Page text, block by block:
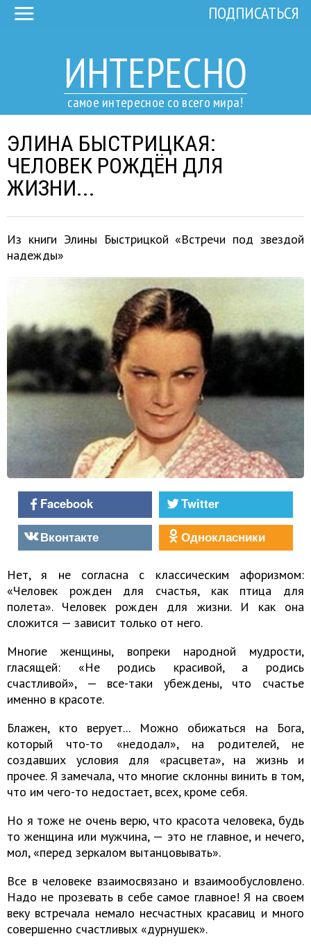
ИНТЕРЕСНО
самое интересное со всего мира!
ПОДПИСАТЬСЯ
ЭЛИНА БЫСТРИЦКАЯ:
ЧЕЛОВЕК РОЖДЁН ДЛЯ
ЖИЗНИ...
Из книги Элины Быстрицкой «Встречи под звездой
надежды»
Facebook
Twitter
Вконтакте
Однокласники
Нет, я не согласна с классическим афоризмом:
«Человек рожден для счастья, как птица для
полета». Человек рожден для жизни. И как она
сложится — зависит только от него.
Многие женщины, вопреки народной мудрости,
гласящей: «Не родись красивой, а родись
счастливой», — все-таки убеждены, что счастье
именно в красоте.
Блажен, кто верует... Можно обижаться на Бога,
который что-то «недодал», на родителей, не
создавших условия для «расцвета», на жизнь и
прочее. Я замечала, что многие склонны винить в том,
что им чего-то недостает, всех, кроме себя.
Но я тоже не очень верю, что красота человека, будь
то женщина или мужчина, — это не главное, и нечего,
мол, «перед зеркалом вытанцовывать».
Все в человеке взаимосвязано и взаимообусловлено.
Надо не прозевать в себе самое главное! Я на своем
веку встречала немало несчастных красавиц и много
совершенно счастливых «дурнушек».